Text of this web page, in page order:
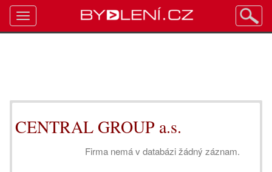
CENTRAL GROUP a.s.
Firma nemá v databázi žádný záznam.
Toggle
navigation